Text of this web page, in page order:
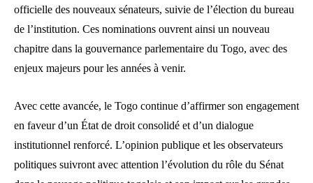
officielle des nouveaux sénateurs, suivie de l’élection du bureau
de l’institution. Ces nominations ouvrent ainsi un nouveau
chapitre dans la gouvernance parlementaire du Togo, avec des
enjeux majeurs pour les années à venir.
Avec cette avancée, le Togo continue d’affirmer son engagement
en faveur d’un État de droit consolidé et d’un dialogue
institutionnel renforcé. L’opinion publique et les observateurs
politiques suivront avec attention l’évolution du rôle du Sénat